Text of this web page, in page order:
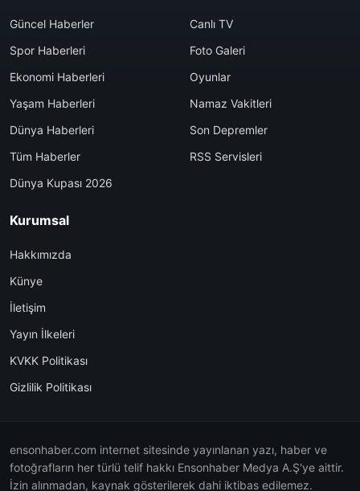
Güncel Haberler
Spor Haberleri
Ekonomi Haberleri
Yaşam Haberleri
Dünya Haberleri
Tüm Haberler
Dünya Kupası 2026
Canlı TV
Foto Galeri
Oyunlar
Namaz Vakitleri
Son Depremler
RSS Servisleri
Kurumsal
Hakkımızda
Künye
İletişim
Yayın İlkeleri
KVKK Politikası
Gizlilik Politikası
ensonhaber.com internet sitesinde yayınlanan yazı, haber ve
fotoğrafların her türlü telif hakkı Ensonhaber Medya A.Ş'ye aittir.
İzin alınmadan, kaynak gösterilerek dahi iktibas edilemez.